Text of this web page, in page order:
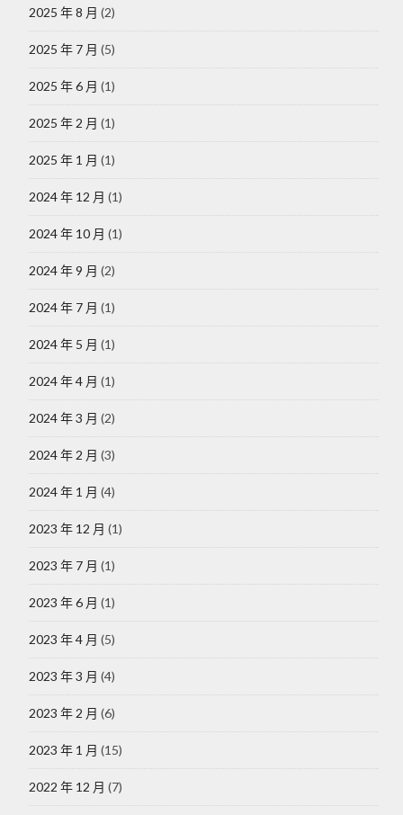
2025 年 8 月 (2)
2025 年 7 月 (5)
2025 年 6 月 (1)
2025 年 2 月 (1)
2025 年 1 月 (1)
2024 年 12 月 (1)
2024 年 10 月 (1)
2024 年 9 月 (2)
2024 年 7 月 (1)
2024 年 5 月 (1)
2024 年 4 月 (1)
2024 年 3 月 (2)
2024 年 2 月 (3)
2024 年 1 月 (4)
2023 年 12 月 (1)
2023 年 7 月 (1)
2023 年 6 月 (1)
2023 年 4 月 (5)
2023 年 3 月 (4)
2023 年 2 月 (6)
2023 年 1 月 (15)
2022 年 12 月 (7)